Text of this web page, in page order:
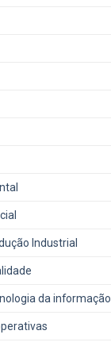
Industrial
da informação